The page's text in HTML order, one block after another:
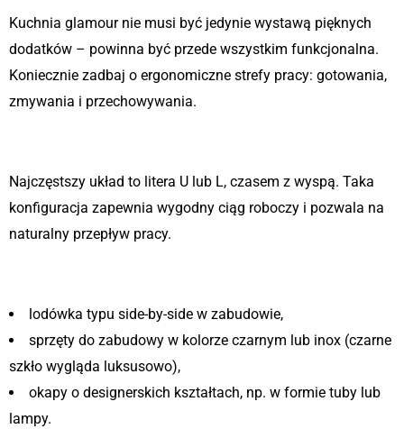
Kuchnia glamour nie musi być jedynie wystawą pięknych
dodatków – powinna być przede wszystkim funkcjonalna.
Koniecznie zadbaj o ergonomiczne strefy pracy: gotowania,
zmywania i przechowywania.
Najczęstszy układ to litera U lub L, czasem z wyspą. Taka
konfiguracja zapewnia wygodny ciąg roboczy i pozwala na
naturalny przepływ pracy.
lodówka typu side-by-side w zabudowie,
sprzęty do zabudowy w kolorze czarnym lub inox (czarne
szkło wygląda luksusowo),
okapy o designerskich kształtach, np. w formie tuby lub
lampy.